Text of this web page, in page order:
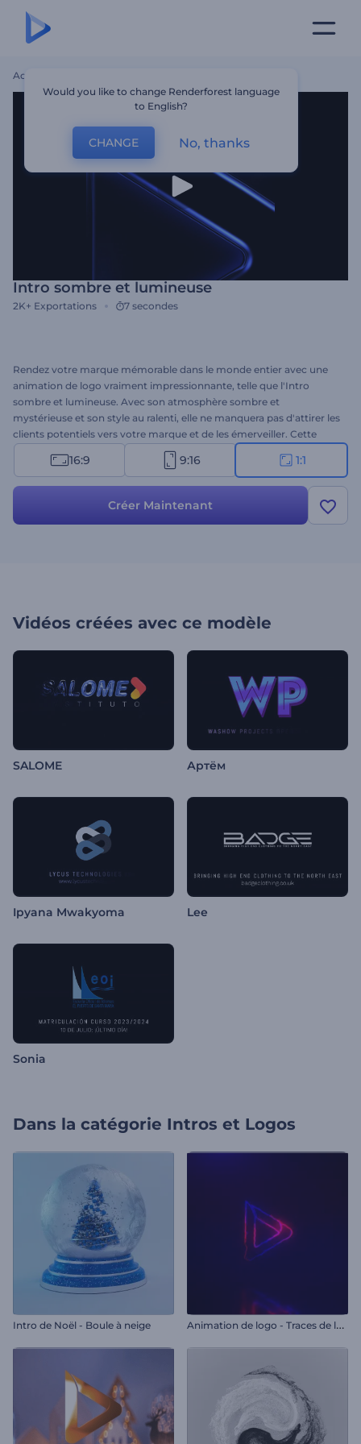
Accueil
Intro sombre et lumineuse
2K+ Exportations 7 secondes
Rendez votre marque mémorable dans le monde entier avec une
animation de logo vraiment impressionnante, telle que l'Intro
sombre et lumineuse. Avec son atmosphère sombre et
mystérieuse et son style au ralenti, elle ne manquera pas d'attirer les
clients potentiels vers votre marque et de les émerveiller. Cette
animation de logo transmet passion, dynamisme et créativité - tout
ce qu'il faut pour présenter un événement d'entreprise, un
Télécharge ton logo, tape ton slogan et reçois un logo animé de
manière professionnelle en quelques minutes. Essaie-le maintenant
16:9 9:16 1:1
Créer Maintenant
Vidéos créées avec ce modèle
SALOME Артём
Ipyana Mwakyoma Lee
Sonia
Dans la catégorie Intros et Logos
Intro de Noël - Boule à neige A
nimation de logo - Traces de lumière
Would you like to change Renderforest language
to English?
CHANGE No, thanks